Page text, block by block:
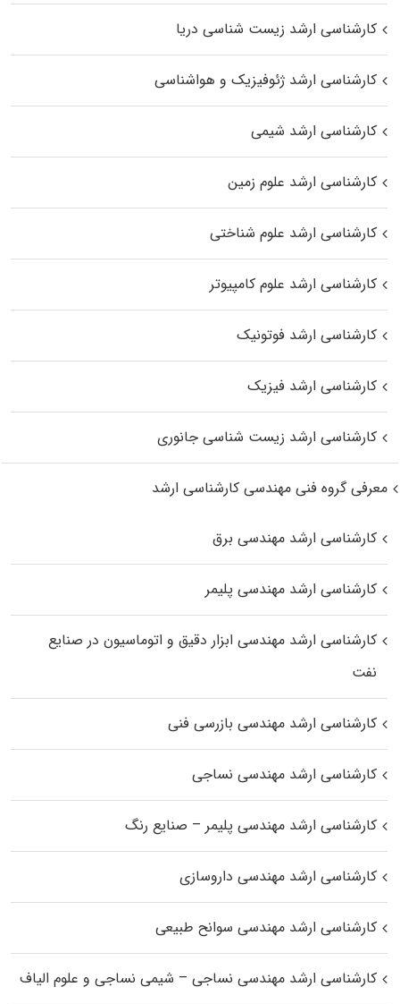
کارشناسی ارشد زیست‌ شناسی دریا
کارشناسی ارشد ژئوفیزیک و هواشناسی
کارشناسی ارشد شیمی
کارشناسی ارشد علوم زمین
کارشناسی ارشد علوم شناختی
کارشناسی ارشد علوم کامپیوتر
کارشناسی ارشد فوتونیک
کارشناسی ارشد فیزیک
کارشناسی ارشد زیست‌ شناسی جانوری
معرفی گروه فنی مهندسی کارشناسی ارشد
کارشناسی ارشد مهندسی برق
کارشناسی ارشد مهندسی پلیمر
کارشناسی ارشد مهندسی ابزار دقیق و اتوماسیون در صنایع
نفت
کارشناسی ارشد مهندسی بازرسی فنی
کارشناسی ارشد مهندسی نساجی
کارشناسی ارشد مهندسی پلیمر – صنایع رنگ
کارشناسی ارشد مهندسی داروسازی
کارشناسی ارشد مهندسی سوانح طبیعی
کارشناسی ارشد مهندسی نساجی – شیمی نساجی و علوم الیاف